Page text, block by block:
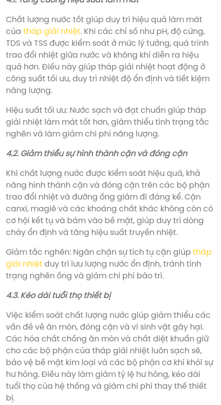
Chất lượng nước tốt giúp duy trì hiệu quả làm mát
của tháp giải nhiệt. Khi các chỉ số như pH, độ cứng,
TDS và TSS được kiểm soát ở mức lý tưởng, quá trình
trao đổi nhiệt giữa nước và không khí diễn ra hiệu
quả hơn. Điều này giúp tháp giải nhiệt hoạt động ở
công suất tối ưu, duy trì nhiệt độ ổn định và tiết kiệm
năng lượng.
Hiệu suất tối ưu: Nước sạch và đạt chuẩn giúp tháp
giải nhiệt làm mát tốt hơn, giảm thiểu tình trạng tắc
nghẽn và làm giảm chi phí năng lượng.
4.2. Giảm thiểu sự hình thành cặn và đóng cặn
Khi chất lượng nước được kiểm soát hiệu quả, khả
năng hình thành cặn và đóng cặn trên các bộ phận
trao đổi nhiệt và đường ống giảm đi đáng kể. Cặn
canxi, magiê và các khoáng chất khác không còn có
cơ hội kết tụ và bám vào bề mặt, giúp duy trì dòng
chảy ổn định và tăng hiệu suất truyền nhiệt.
Giảm tắc nghẽn: Ngăn chặn sự tích tụ cặn giúp tháp
giải nhiệt duy trì lưu lượng nước ổn định, tránh tình
trạng nghẽn ống và giảm chi phí bảo trì.
4.3. Kéo dài tuổi thọ thiết bị
Việc kiểm soát chất lượng nước giúp giảm thiểu các
vấn đề về ăn mòn, đóng cặn và vi sinh vật gây hại.
Các hóa chất chống ăn mòn và chất diệt khuẩn giữ
cho các bộ phận của tháp giải nhiệt luôn sạch sẽ,
bảo vệ bề mặt kim loại và các bộ phận cơ khí khỏi sự
hư hỏng. Điều này làm giảm tỷ lệ hư hỏng, kéo dài
tuổi thọ của hệ thống và giảm chi phí thay thế thiết
bị.